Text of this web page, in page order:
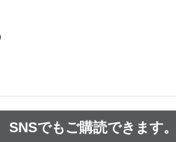
SNSでもご購読できます